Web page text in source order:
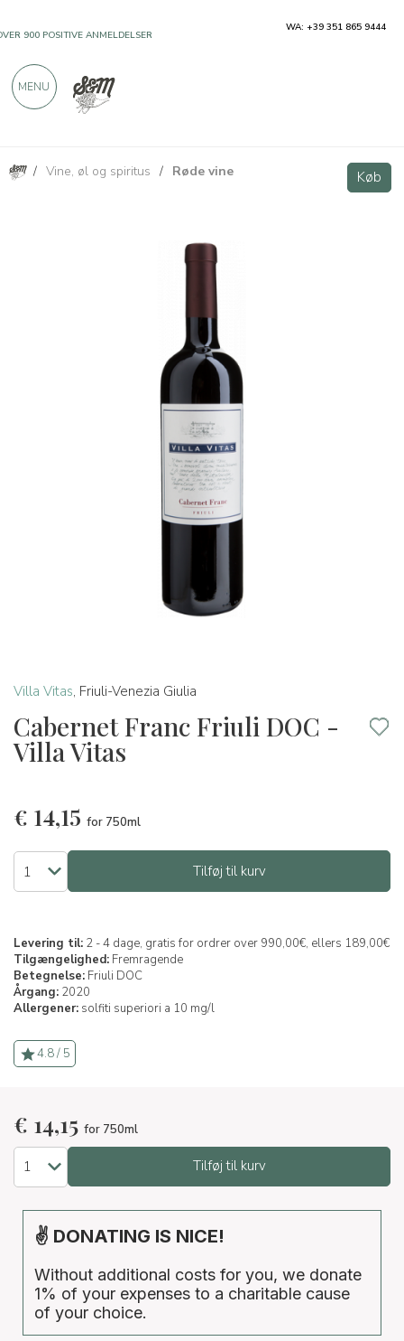
/ Vine, øl og spiritus / Røde vine Køb
Villa Vitas, Friuli-Venezia Giulia
Cabernet Franc Friuli DOC -
Villa Vitas
€ 14,15 for 750ml
Tilføj til kurv
Levering til: 2 - 4 dage, gratis for ordrer over 990,00€, ellers 189,00€
Tilgængelighed: Fremragende
Betegnelse: Friuli DOC
Årgang: 2020
Allergener: solfiti superiori a 10 mg/l
4.8 / 5
€ 14,15 for 750ml
Tilføj til kurv
✌ DONATING IS NICE!
Without additional costs for you, we donate
1% of your expenses to a charitable cause
of your choice.
Cabernet Franc Friuli DOC - Villa Vitas Køb
900 POSITIVE ANMELDELSER WA: +39 351 865 9444
MENU